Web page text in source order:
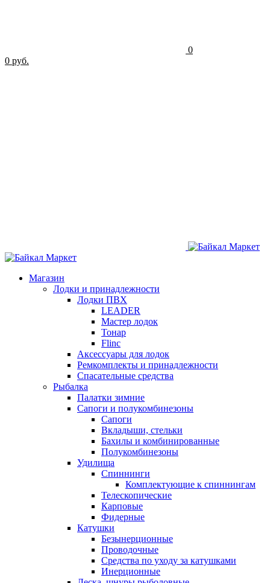
0
0 руб.
Магазин
Лодки и принадлежности
Лодки ПВХ
LEADER
Мастер лодок
Тонар
Flinc
Аксессуары для лодок
Ремкомплекты и принадлежности
Спасательные средства
Рыбалка
Палатки зимние
Сапоги и полукомбинезоны
Сапоги
Вкладыши, стельки
Бахилы и комбинированные
Полукомбинезоны
Удилища
Спиннинги
Комплектующие к спиннингам
Телескопические
Карповые
Фидерные
Катушки
Безынерционные
Проводочные
Средства по уходу за катушками
Инерционные